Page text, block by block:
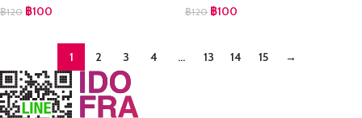
฿120 ฿100 ฿120 ฿100
1 2 3 4 … 13 14 15 →